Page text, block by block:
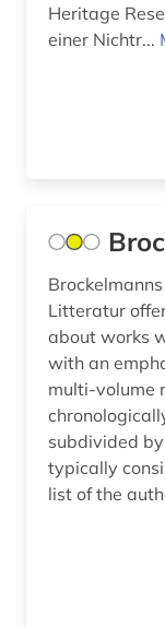
kanon (1)
kunst (1)
kurden (1)
kurdisch (1)
Heritage
einer Nichtr...
Litteratur
about works
with an
multi-volume
subdivided
typically
list of the